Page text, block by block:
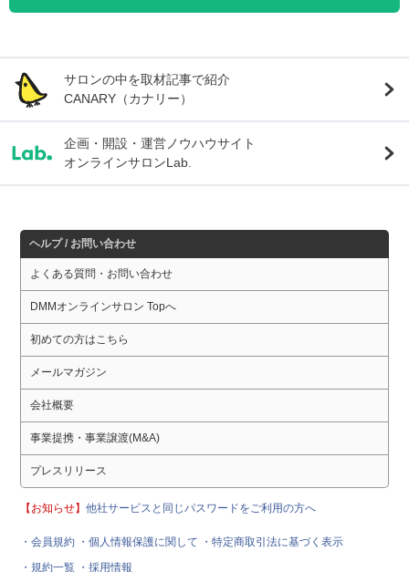
サロンの中を取材記事で紹介
CANARY（カナリー）
企画・開設・運営ノウハウサイト
オンラインサロンLab.
ヘルプ / お問い合わせ
よくある質問・お問い合わせ
DMMオンラインサロン Topへ
初めての方はこちら
メールマガジン
会社概要
事業提携・事業譲渡(M&A)
プレスリリース
【お知らせ】他社サービスと同じパスワードをご利用の方へ
・会員規約 ・個人情報保護に関して
・特定商取引法に基づく表示
・規約一覧 ・採用情報